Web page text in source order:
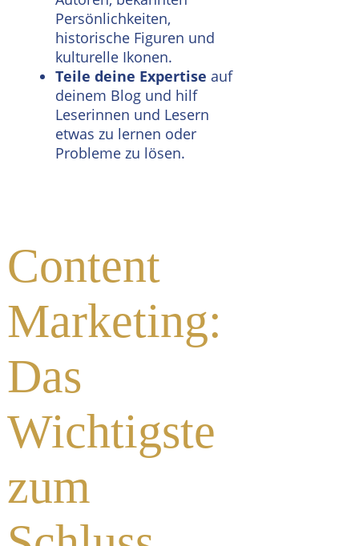
Persönlichkeiten,
historische Figuren und
kulturelle Ikonen.
Teile deine Expertise auf
deinem Blog und hilf
Leserinnen und Lesern
etwas zu lernen oder
Probleme zu lösen.
Content
Marketing:
Das
Wichtigste
zum